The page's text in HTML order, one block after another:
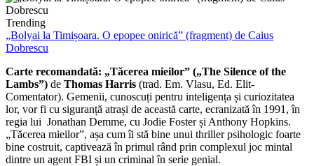
Trending
„Bolyai la Timișoara. O epopee onirică” (fragment) de Caius
Dobrescu
Carte recomandată: „Tăcerea mieilor” („The Silence of the
Lambs”) de Thomas Harris (trad. Em. Vlasu, Ed. Elit-
Comentator). Gemenii, cunoscuți pentru inteligența și curiozitatea
lor, vor fi cu siguranță atrași de această carte, ecranizată în 1991, în
regia lui Jonathan Demme, cu Jodie Foster și Anthony Hopkins.
„Tăcerea mieilor”, așa cum îi stă bine unui thriller psihologic foarte
bine costruit, captivează în primul rând prin complexul joc mintal
dintre un agent FBI și un criminal în serie genial.